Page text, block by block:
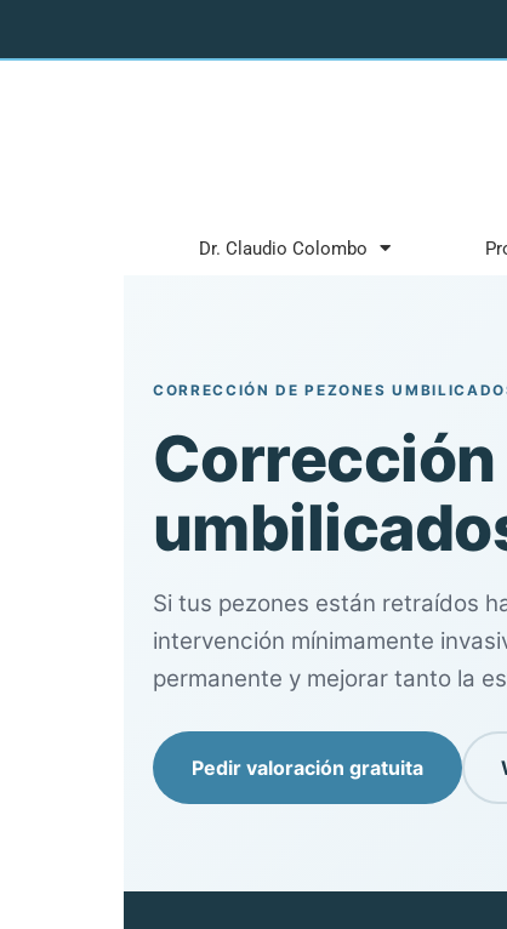
Dr. Claudio Colombo
CORRECCIÓN DE PEZONES
Si tus pezones están retraídos
intervención mínimamente
permanente y mejorar tanto la
Pedir valoración gratuita